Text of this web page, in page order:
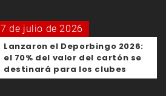
7 de julio de 2026
Lanzaron el Deporbingo 2026:
el 70% del valor del cartón se
destinará para los clubes